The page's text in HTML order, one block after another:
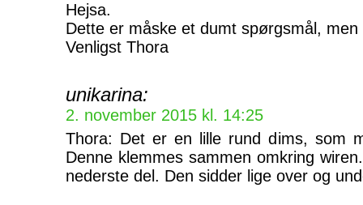
Hejsa.
Dette er måske et dumt spørgsmål,
Venligst Thora
unikarina:
2. november 2015 kl. 14:25
Thora: Det er en lille rund dims, som
Denne klemmes sammen omkring
nederste del. Den sidder lige over og